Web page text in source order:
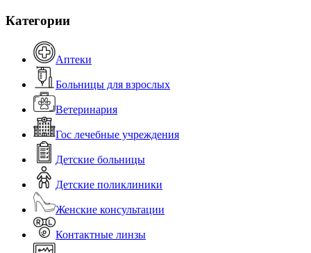
Категории
Аптеки
Больницы для взрослых
Ветеринария
Гос лечебные учреждения
Детские больницы
Детские поликлиники
Женские консультации
Контактные линзы